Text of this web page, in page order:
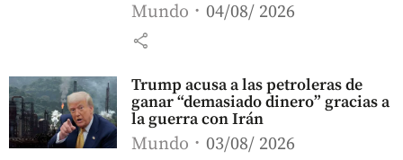
Mundo 04/08/ 2026
share
Trump acusa a las petroleras de
ganar “demasiado dinero” gracias a
la guerra con Irán
Mundo 03/08/ 2026